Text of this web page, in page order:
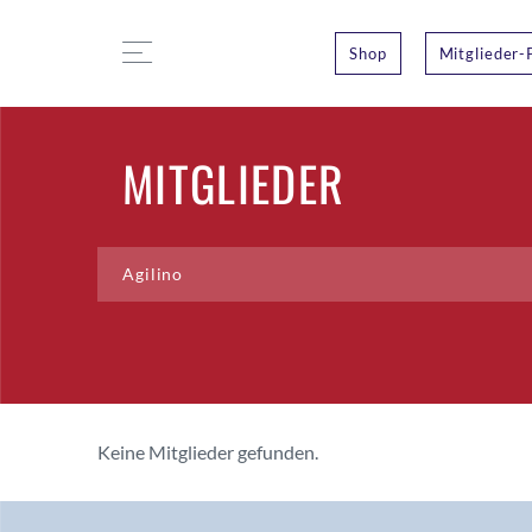
Shop Mitglieder-
MITGLIEDER
Keine Mitglieder gefunden.